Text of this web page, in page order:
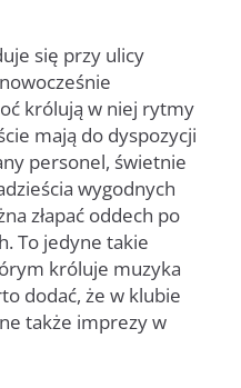
się przy ulicy
królują w niej rytmy
mają do dyspozycji
personel, świetnie
wygodnych
złapać oddech po
To jedyne takie
króluje muzyka
dodać, że w klubie
także imprezy w